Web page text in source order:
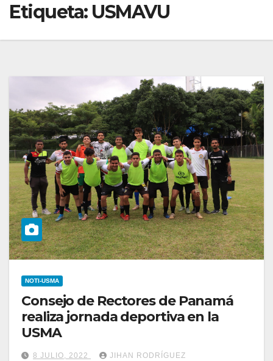
Etiqueta: USMAVU
NOTI-USMA
Consejo de Rectores de Panamá
realiza jornada deportiva en la
USMA
8 JULIO, 2022 JIHAN RODRÍGUEZ